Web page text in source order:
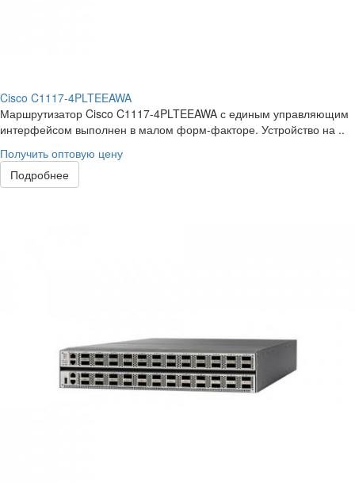
Cisco C1117-4PLTEEAWA
Маршрутизатор Cisco C1117-4PLTEEAWA с единым управляющим
интерфейсом выполнен в малом форм-факторе. Устройство на ..
Получить оптовую цену
Подробнее